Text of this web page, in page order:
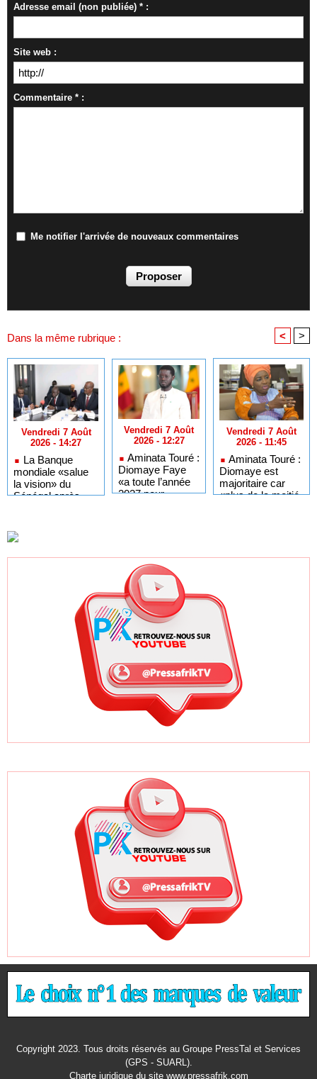
Adresse email (non publiée) * :
Site web :
Commentaire * :
Me notifier l'arrivée de nouveaux commentaires
Dans la même rubrique : < >
Vendredi 7 Août
2026 - 14:27
La Banque
mondiale «salue
la vision» du
Sénégal après
l’Agriculture
Vendredi 7 Août
2026 - 12:27
Aminata Touré :
Diomaye Faye
«a toute l’année
2027 pour
Vendredi 7 Août
2026 - 11:45
Aminata Touré :
Diomaye est
majoritaire car
«plus de la moitié
Copyright 2023. Tous droits réservés au Groupe PressTal et Services
(GPS - SUARL).
Charte juridiquedu site www.pressafrik.com